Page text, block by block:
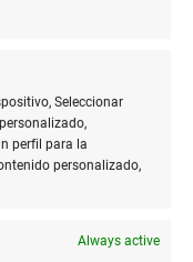
Seleccionar
perfil para la
personalizado,
Always active
y fue
es la unica
la tarde. Gracias!
2